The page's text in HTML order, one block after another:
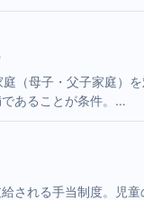
（母子・父子家庭）
あることが条件。…
される手当制度。児